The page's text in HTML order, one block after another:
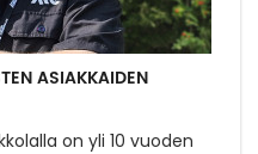
ASIAKKAIDEN
on yli 10 vuoden